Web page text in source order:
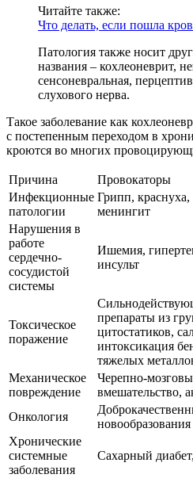
Читайте также:
Что делать, если пошла
Патология также носит
названия – кохлеоневрит,
сенсоневральная,
слухового нерва.
Такое заболевание как
с постепенным переходом в
кроются во многих
Причина
Провокаторы
Инфекционные
патологии
Грипп,
менингит
Нарушения в
работе
сердечно-
сосудистой
системы
Ишемия,
инсульт
Токсическое
поражение
препараты из
цитостатиков,
интоксикация
тяжелых
Механическое
повреждение
Черепно-
вмешательство,
Онкология
Хронические
системные
заболевания
Сахарный